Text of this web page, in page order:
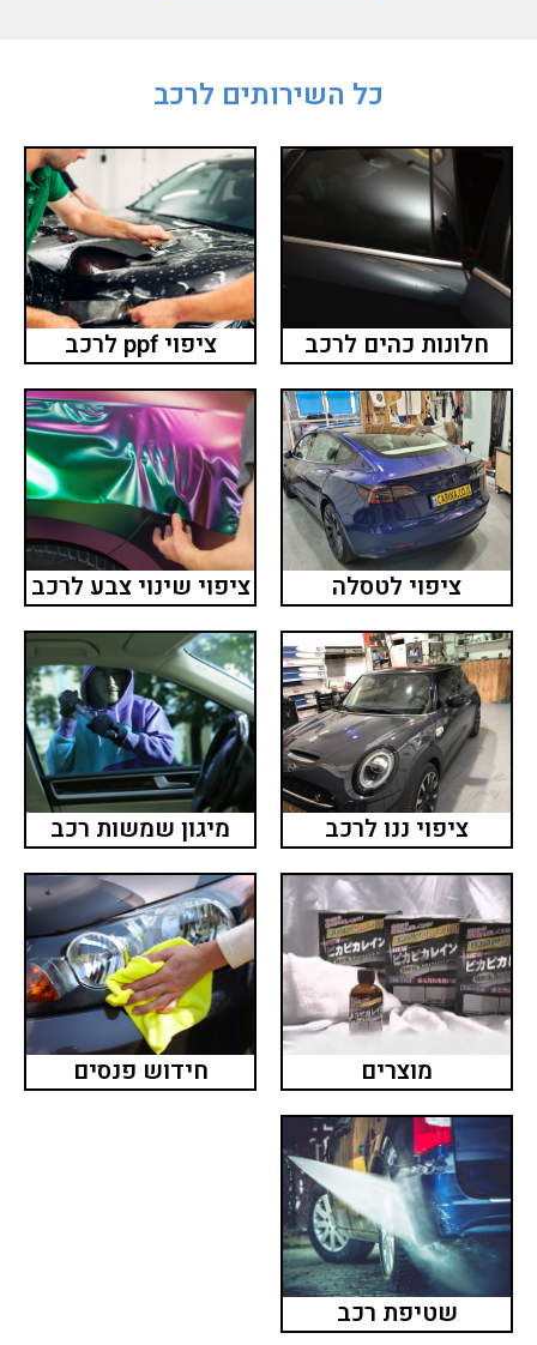
כל השירותים לרכב
חלונות כהים לרכב ציפוי ppf לרכב
ציפוי לטסלה ציפוי שינוי צבע לרכב
ציפוי ננו לרכב מיגון שמשות רכב
מוצרים חידוש פנסים
שטיפת רכב